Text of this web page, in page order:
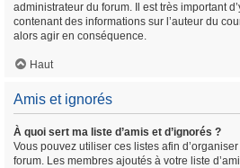
administrateur du forum. Il est très important
contenant des informations sur l’auteur du
alors agir en conséquence.
Haut
Amis et ignorés
À quoi sert ma liste d’amis et d’ignorés ?
Vous pouvez utiliser ces listes afin
forum. Les membres ajoutés à votre liste